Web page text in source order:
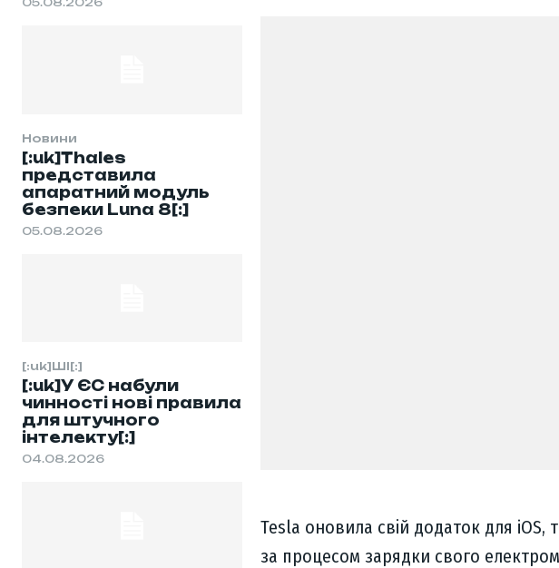
Новини
[:uk]Thales
представила
апаратний модуль
безпеки Luna 8[:]
05.08.2026
[:uk]ШІ[:]
[:uk]У ЄС набули
чинності нові правила
для штучного
інтелекту[:]
04.08.2026
Tesla оновила свій додаток для iOS,
за процесом зарядки свого